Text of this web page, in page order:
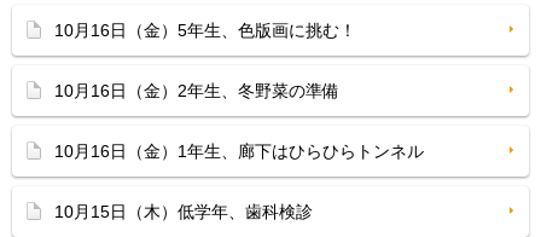
10月16日（金）5年生、色版画に挑む！
10月16日（金）2年生、冬野菜の準備
10月16日（金）1年生、廊下はひらひらトンネル
10月15日（木）低学年、歯科検診